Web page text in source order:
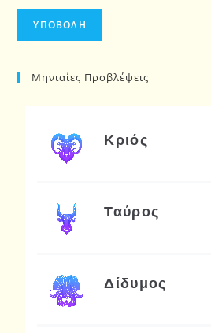
Μηνιαίες Προβλέψεις
Κριός
Ταύρος
Δίδυμος